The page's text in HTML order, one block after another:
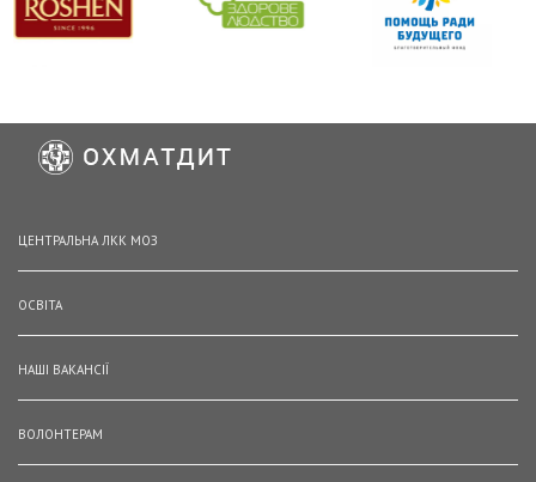
ЦЕНТРАЛЬНА ЛКК МОЗ
ОСВІТА
НАШІ ВАКАНСІЇ
ВОЛОНТЕРАМ